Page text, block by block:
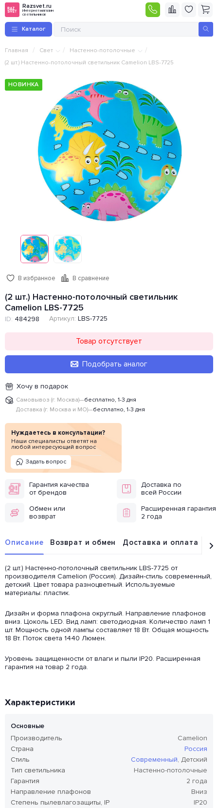
Razsvet.ru
Интернет-магазин
светильников
Каталог
Главная / Свет / Настенно-потолочные /
(2 шт.) Настенно-потолочный светильник Camelion LBS-7725
НОВИНКА
В избранное В сравнение
(2 шт.) Настенно-потолочный светильник
Camelion LBS-7725
ID: 484298 Артикул: LBS-7725
Товар отсутствует
Подобрать аналог
Хочу в подарок
Самовывоз (г. Москва)—бесплатно, 1-3 дня
Доставка (г. Москва и МО)—бесплатно, 1-3 дня
Нуждаетесь в консультации?
Наши специалисты ответят на
любой интересующий вопрос
Задать вопрос
Гарантия качества
от брендов
Доставка по
всей России
Обмен или
возврат
Расширенная гарантия
2 года
Описание Возврат и обмен Доставка и оплата
(2 шт.) Настенно-потолочный светильник LBS-7725 от
производителя Camelion (Россия). Дизайн-стиль современный,
детский. Цвет товара разноцветный. Используемые
материалы: пластик.
Дизайн и форма плафона округлый. Направление плафонов
вниз. Цоколь LED. Вид ламп: светодиодная. Количество ламп 1
шт. Мощность одной лампы составляет 18 Вт. Общая мощность
18 Вт. Поток света 1440 Люмен.
Уровень защищенности от влаги и пыли IP20. Расширенная
гарантия на товар 2 года.
Характеристики
Основные
Производитель
Camelion
Страна
Россия
Стиль
Современный, Детский
Тип светильника
Настенно-потолочные
Гарантия
2 года
Направление плафонов
Вниз
Степень пылевлагозащиты, IP
IP20